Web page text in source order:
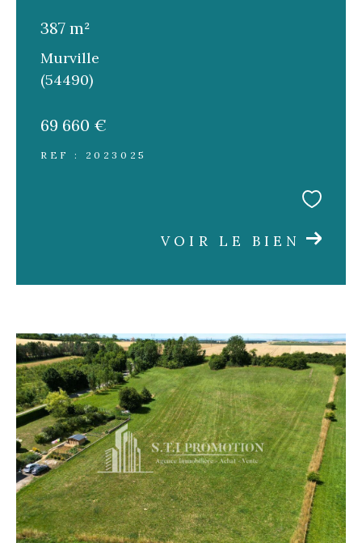
387 m²
Murville
(54490)
69 660 €
REF : 2023025
VOIR LE BIEN